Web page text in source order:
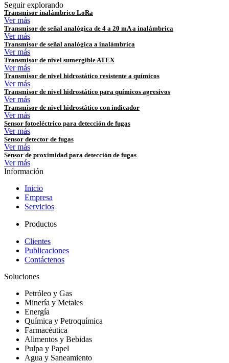
Seguir explorando
Transmisor inalámbrico LoRa
Ver más
Transmisor de señal analógica de 4 a 20 mA a inalámbrica
Ver más
Transmisor de señal analógica a inalámbrica
Ver más
Transmisor de nivel sumergible ATEX
Ver más
Transmisor de nivel hidrostático resistente a químicos
Ver más
Transmisor de nivel hidrostático para químicos agresivos
Ver más
Transmisor de nivel hidrostático con indicador
Ver más
Sensor fotoeléctrico para detección de fugas
Ver más
Sensor detector de fugas
Ver más
Sensor de proximidad para detección de fugas
Ver más
Información
Inicio
Empresa
Servicios
Productos
Clientes
Publicaciones
Contáctenos
Soluciones
Petróleo y Gas
Minería y Metales
Energía
Química y Petroquímica
Farmacéutica
Alimentos y Bebidas
Pulpa y Papel
Agua y Saneamiento